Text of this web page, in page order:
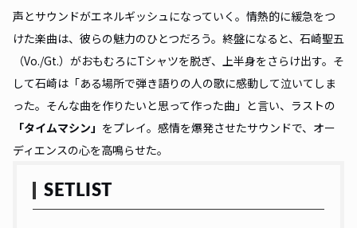
声とサウンドがエネルギッシュになっていく。情熱的に緩急をつ
けた楽曲は、彼らの魅力のひとつだろう。終盤になると、石崎聖五
（Vo./Gt.）がおもむろにTシャツを脱ぎ、上半身をさらけ出す。そ
して石崎は「ある場所で弾き語りの人の歌に感動して泣いてしま
った。そんな曲を作りたいと思って作った曲」と言い、ラストの
「タイムマシン」 をプレイ。感情を爆発させたサウンドで、オー
ディエンスの心を高鳴らせた。
SETLIST